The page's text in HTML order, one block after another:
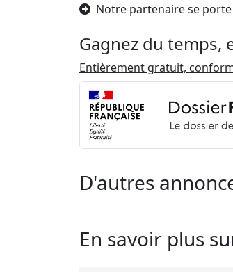
Notre partenaire se
Gagnez du temps,
Entièrement gratuit,
D'autres
En savoir plus